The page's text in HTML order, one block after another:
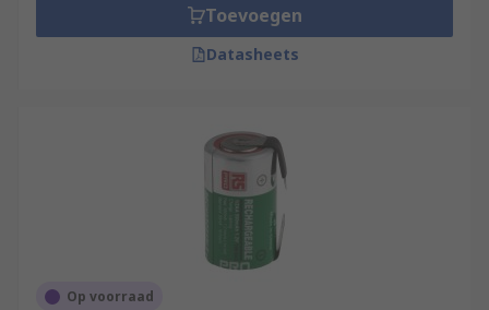
Toevoegen
Datasheets
Op voorraad